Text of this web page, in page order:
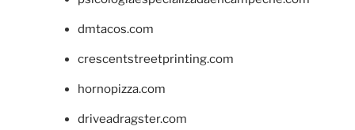
dmtacos.com
crescentstreetprinting.com
hornopizza.com
driveadragster.com